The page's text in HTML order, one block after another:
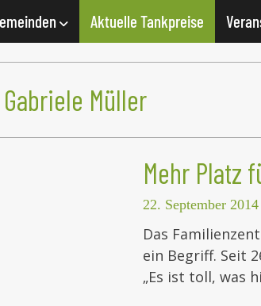
Aktuelle Tankpreise
Gabriele Müller
Mehr Platz
22. September 2014
Das
ein Begriff. Seit
„Es ist toll, was